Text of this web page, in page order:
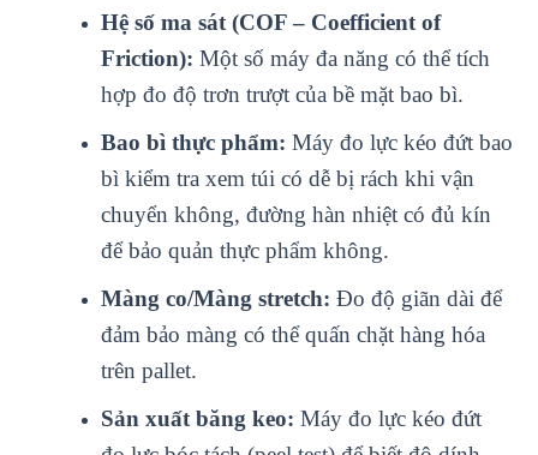
Hệ số ma sát (COF – Coefficient of
Friction): Một số máy đa năng có thể tích
hợp đo độ trơn trượt của bề mặt bao bì.
Bao bì thực phẩm: Máy đo lực kéo đứt bao
bì kiểm tra xem túi có dễ bị rách khi vận
chuyển không, đường hàn nhiệt có đủ kín
để bảo quản thực phẩm không.
Màng co/Màng stretch: Đo độ giãn dài để
đảm bảo màng có thể quấn chặt hàng hóa
trên pallet.
Sản xuất băng keo: Máy đo lực kéo đứt